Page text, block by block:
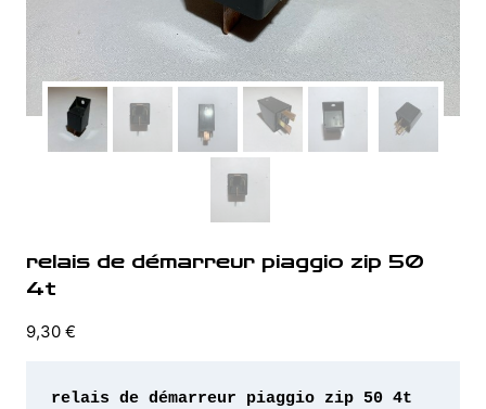
relais de démarreur piaggio zip 50
4t
9,30 €
relais de démarreur piaggio zip 50 4t